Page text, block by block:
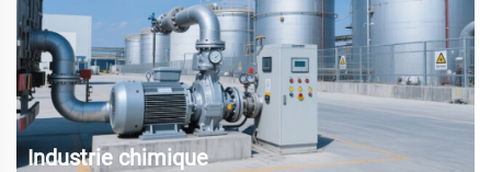
Industrie chimique